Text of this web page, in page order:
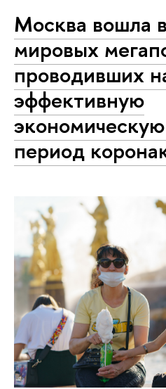
Москва вошла
мировых
проводивших
эффективную
период